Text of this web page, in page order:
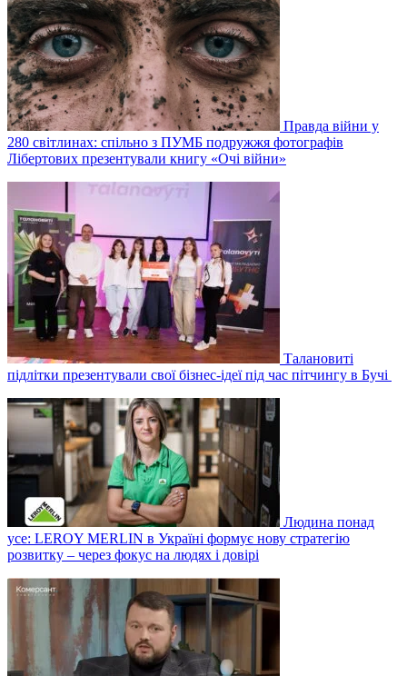
Правда війни у
280 світлинах: спільно з ПУМБ подружжя фотографів
Лібертових презентували книгу «Очі війни»
Талановиті
підлітки презентували свої бізнес-ідеї під час пітчингу в Бучі
Людина понад
усе: LEROY MERLIN в Україні формує нову стратегію
розвитку – через фокус на людях і довірі